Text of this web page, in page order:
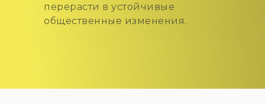
перерасти в устойчивые
общественные изменения.